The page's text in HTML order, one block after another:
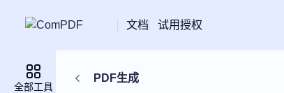
文档 试用授权
全部工具
PDF生成